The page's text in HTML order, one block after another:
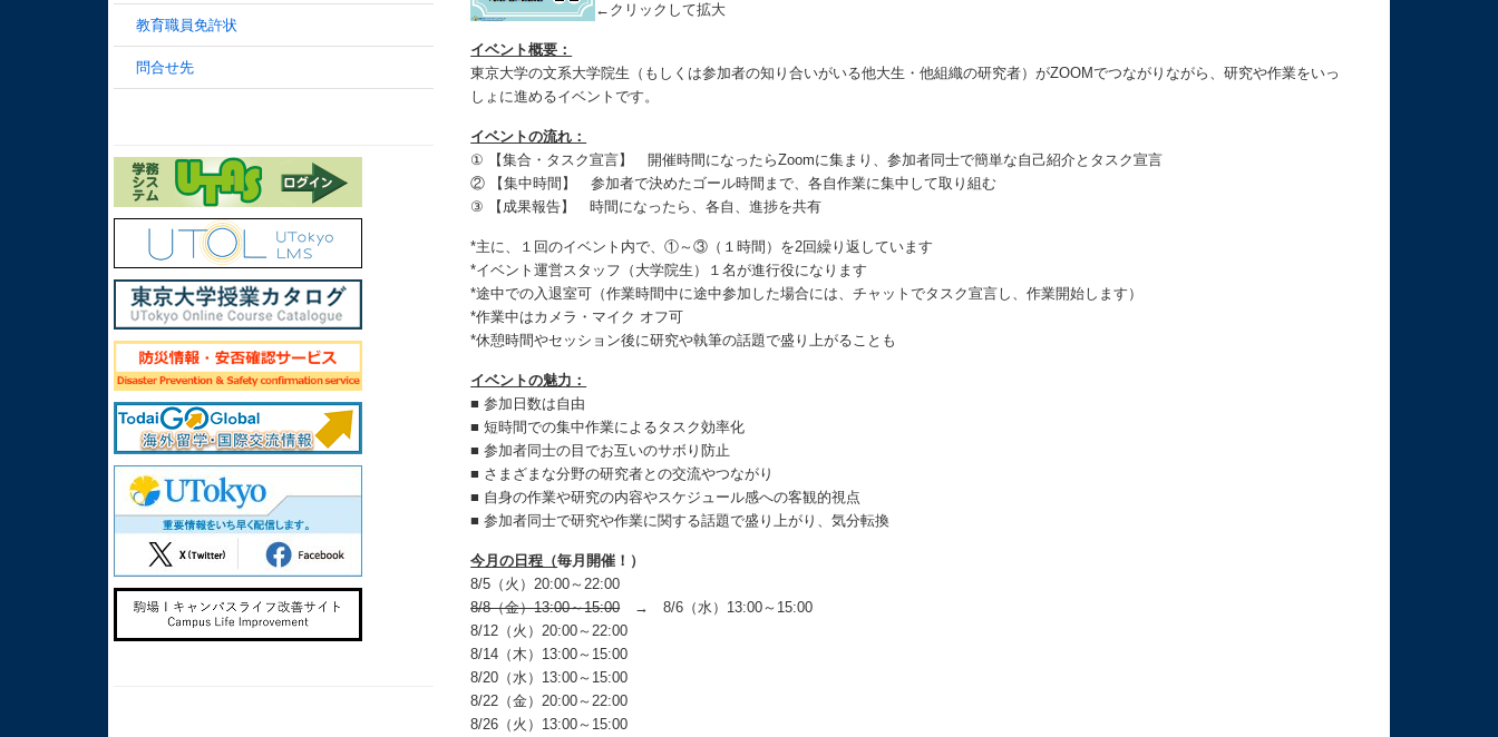
←クリックして拡大
イベント概要：
東京大学の文系大学院生（もしくは参加者の知り合いがいる他大生・他組織の研究者）がZOOMでつながりながら、研究や作業をいっ
しょに進めるイベントです。
イベントの流れ：
① 【集合・タスク宣言】 開催時間になったらZoomに集まり、参加者同士で簡単な自己紹介とタスク宣言
② 【集中時間】 参加者で決めたゴール時間まで、各自作業に集中して取り組む
③ 【成果報告】 時間になったら、各自、進捗を共有
*主に、１回のイベント内で、①～③（１時間）を2回繰り返しています
*イベント運営スタッフ（大学院生）１名が進行役になります
*途中での入退室可（作業時間中に途中参加した場合には、チャットでタスク宣言し、作業開始します）
*作業中はカメラ・マイク オフ可
*休憩時間やセッション後に研究や執筆の話題で盛り上がることも
イベントの魅力：
■ 参加日数は自由
■ 短時間での集中作業によるタスク効率化
■ 参加者同士の目でお互いのサボり防止
■ さまざまな分野の研究者との交流やつながり
■ 自身の作業や研究の内容やスケジュール感への客観的視点
■ 参加者同士で研究や作業に関する話題で盛り上がり、気分転換
今月の日程（毎月開催！）
8/5（火）20:00～22:00
8/8（金）13:00～15:00→ 8/6（水）13:00～15:00
8/12（火）20:00～22:00
8/14（木）13:00～15:00
8/20（水）13:00～15:00
8/22（金）20:00～22:00
8/26（火）13:00～15:00
教育職員免許状
問合せ先